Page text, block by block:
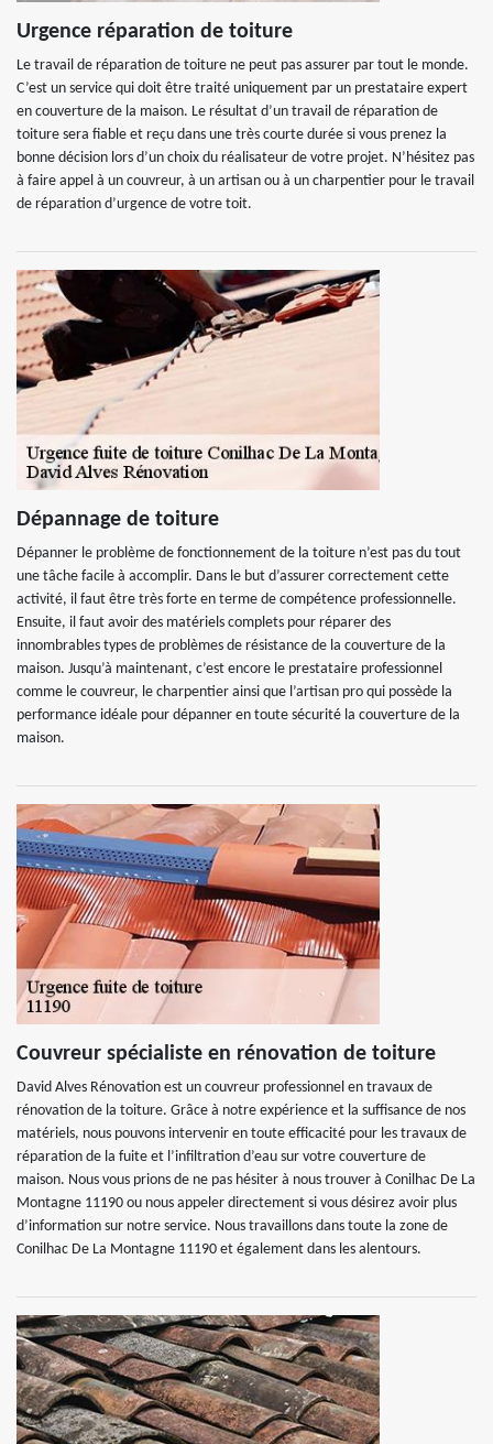
Urgence réparation de toiture
Le travail de réparation de toiture ne peut pas assurer par tout le monde.
C’est un service qui doit être traité uniquement par un prestataire expert
en couverture de la maison. Le résultat d’un travail de réparation de
toiture sera fiable et reçu dans une très courte durée si vous prenez la
bonne décision lors d’un choix du réalisateur de votre projet. N’hésitez pas
à faire appel à un couvreur, à un artisan ou à un charpentier pour le travail
de réparation d’urgence de votre toit.
Dépannage de toiture
Dépanner le problème de fonctionnement de la toiture n’est pas du tout
une tâche facile à accomplir. Dans le but d’assurer correctement cette
activité, il faut être très forte en terme de compétence professionnelle.
Ensuite, il faut avoir des matériels complets pour réparer des
innombrables types de problèmes de résistance de la couverture de la
maison. Jusqu’à maintenant, c’est encore le prestataire professionnel
comme le couvreur, le charpentier ainsi que l’artisan pro qui possède la
performance idéale pour dépanner en toute sécurité la couverture de la
maison.
Couvreur spécialiste en rénovation de toiture
David Alves Rénovation est un couvreur professionnel en travaux de
rénovation de la toiture. Grâce à notre expérience et la suffisance de nos
matériels, nous pouvons intervenir en toute efficacité pour les travaux de
réparation de la fuite et l’infiltration d’eau sur votre couverture de
maison. Nous vous prions de ne pas hésiter à nous trouver à Conilhac De La
Montagne 11190 ou nous appeler directement si vous désirez avoir plus
d’information sur notre service. Nous travaillons dans toute la zone de
Conilhac De La Montagne 11190 et également dans les alentours.